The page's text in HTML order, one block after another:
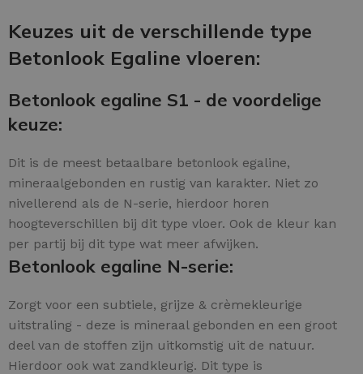
Keuzes uit de verschillende type
Betonlook Egaline vloeren:
Betonlook egaline S1 - de voordelige
keuze:
Dit is de meest betaalbare betonlook egaline,
mineraalgebonden en rustig van karakter. Niet zo
nivellerend als de N-serie, hierdoor horen
hoogteverschillen bij dit type vloer. Ook de kleur kan
per partij bij dit type wat meer afwijken.
Betonlook egaline N-serie:
Zorgt voor een subtiele, grijze & crèmekleurige
uitstraling - deze is mineraal gebonden en een groot
deel van de stoffen zijn uitkomstig uit de natuur.
Hierdoor ook wat zandkleurig. Dit type is